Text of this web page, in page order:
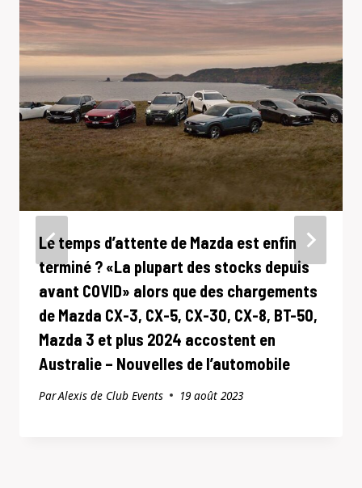
Le temps d’attente de Mazda est enfin
terminé ? «La plupart des stocks depuis
avant COVID» alors que des chargements
de Mazda CX-3, CX-5, CX-30, CX-8, BT-50,
Mazda 3 et plus 2024 accostent en
Australie – Nouvelles de l’automobile
ParAlexis de Club Events 19 août 2023